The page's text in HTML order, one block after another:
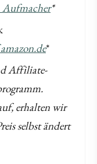
Aufmacher*
*
Affiliate-
erhalten wir
selbst ändert